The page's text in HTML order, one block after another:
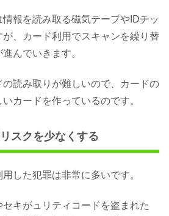
報を読み取る磁気テープやIDチッ
、カード利用でスキャンを繰り替
んでいきます。
読み取りが難しいので、カードの
カードを作っているのです。
スクを少なくする
した犯罪は非常に多いです。
キがュリティコードを盗まれた